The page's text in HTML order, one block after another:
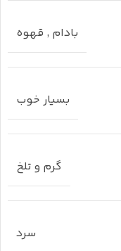
بادام , قهوه
بسیار خوب
گرم و تلخ
سرد